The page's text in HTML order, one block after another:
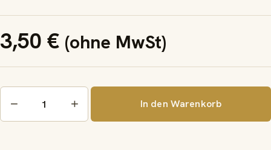
3,50 € (ohne MwSt)
ohne
− + In den Warenkorb